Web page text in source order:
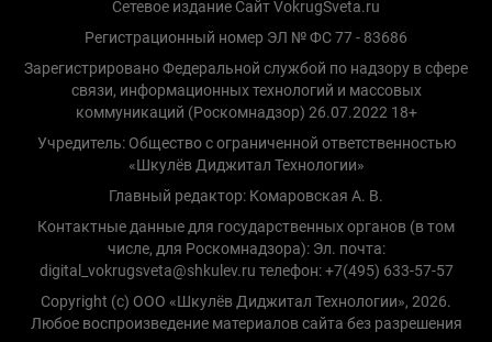
Сетевое издание Сайт VokrugSveta.ru
Регистрационный номер ЭЛ № ФС 77 - 83686
Зарегистрировано Федеральной службой по надзору в сфере
связи, информационных технологий и массовых
коммуникаций (Роскомнадзор) 26.07.2022 18+
Учредитель: Общество с ограниченной ответственностью
«Шкулёв Диджитал Технологии»
Главный редактор: Комаровская А. В.
Контактные данные для государственных органов (в том
числе, для Роскомнадзора): Эл. почта:
digital_vokrugsveta@shkulev.ru телефон: +7(495) 633-57-57
Copyright (с) ООО «Шкулёв Диджитал Технологии», 2026.
Любое воспроизведение материалов сайта без разрешения